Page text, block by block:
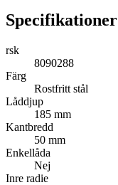
Specifikationer
rsk
8090288
Färg
Rostfritt stål
Låddjup
185 mm
Kantbredd
50 mm
Enkellåda
Nej
Inre radie